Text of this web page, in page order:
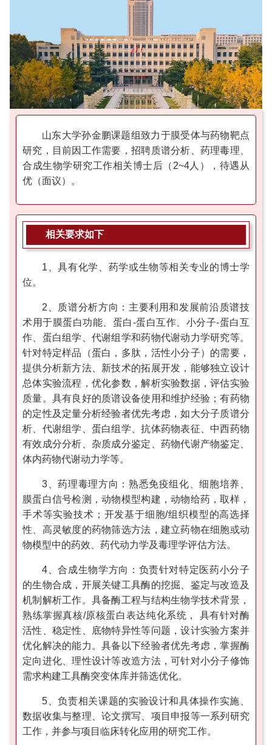
山东大学孙金鹏课题组致力于膜受体与药物靶点
研究，目前因工作需要，招聘质谱分析、药理毒理、
合成生物学研究工作相关博士后（2~4人），待遇从
优（面议）。
相关要求如下
1、具有化学、药学或生物等相关专业的博士学
位。
2、质谱分析方向：主要利用和发展前沿质谱技
术用于膜蛋白功能、蛋白-蛋白互作、小分子-蛋白互
作、蛋白组学、代谢组学和药物代谢动力学研究等。
针对特定样品（蛋白，多肽，活性小分子）的需要，
提供分析新方法、新技术的拓展开发，能够独立设计
总体实验流程，优化参数，解析实验数据，评估实验
质量。具有良好的质谱设备使用和维护经验；有药物
的定性及定量分析经验者优先考虑，如大分子质谱分
析、代谢组学、蛋白组学、抗体药物表征、中西药物
有效成分分析、杂质成分鉴定、药物代谢产物鉴定、
体内药物代谢动力学等。
3、药理毒理方向：熟悉免疫组化、细胞培养、
膜蛋白信号检测，动物模型构建，动物给药，取样，
手术等实验技术‌；开发基于细胞/组织模型的高选择
性、高灵敏度的药物筛选方法，建立药物在细胞或动
物模型中的药效、药代动力学及毒理学评估方法。
4、合成生物学方向：负责针对特定医药小分子
的生物合成，开展关键工具酶的挖掘、鉴定与改造及
机制解析工作。具备酶工程与结构生物学技术背景，
熟练掌握真核/原核蛋白表达纯化系统， 具有针对酶
活性、稳定性、底物特异性等问题，设计实验方案并
优化解决的能力。具备以下经验者优先考虑，掌握酶
定向进化、理性设计等改造方法，可针对小分子修饰
需求构建工具酶突变体库并筛选优化。
5、负责相关课题的实验设计和具体操作实施、
数据收集与整理、论文撰写、项目申报等一系列研究
工作，并参与项目临床转化应用的研究工作。